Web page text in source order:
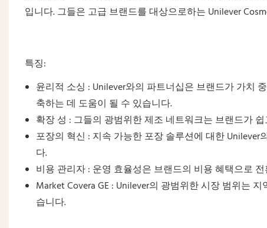
입니다. 그들은 고급 브랜드를 대상으로하는 Unilever
특징:
윤리적 소싱 : Unilever와의 파트너십은 브랜드가 가치
축하는 데 도움이 될 수 있습니다.
확장 성 : 그들의 광범위한 제조 네트워크는 브랜드가
포장의 혁신 : 지속 가능한 포장 솔루션에 대한
다.
비용 관리자 : 운영 효율성은 브랜드의 비용 혜택으로
Market Covera GE : Unilever의 광범위한 시장 범위는
습니다.